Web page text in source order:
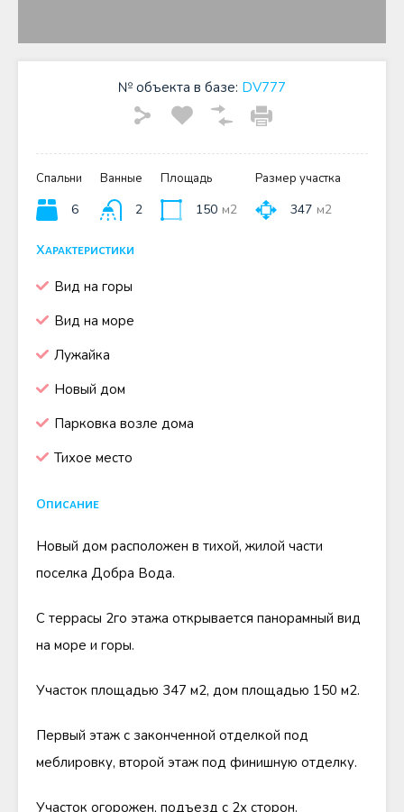
№ объекта в базе: DV777
Спальни
6
Ванные
2
Площадь
150 м2
Размер участка
347 м2
Характеристики
Вид на горы
Вид на море
Лужайка
Новый дом
Парковка возле дома
Тихое место
Описание
Новый дом расположен в тихой, жилой части
поселка Добра Вода.
С террасы 2го этажа открывается панорамный вид
на море и горы.
Участок площадью 347 м2, дом площадью 150 м2.
Первый этаж с законченной отделкой под
меблировку, второй этаж под финишную отделку.
Участок огорожен, подъезд с 2х сторон.